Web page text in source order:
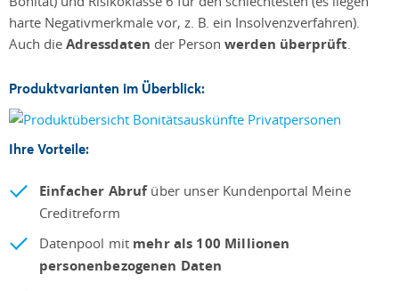
harte Negativmerkmale vor, z. B. ein Insolvenzverfahren).
Auch die Adressdaten der Person werden überprüft
Produktvarianten im Überblick:
Ihre Vorteile:
Einfacher Abruf über unser Kundenportal Meine
Creditreform
Datenpool mit mehr als 100 Millionen
personenbezogenen Daten